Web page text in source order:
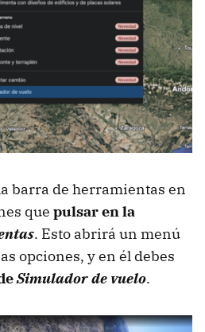
barra de herramientas en
que pulsar en la
. Esto abrirá un menú
opciones, y en él debes
Simulador de vuelo.